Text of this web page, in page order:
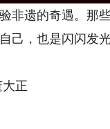
遗的奇遇。那些
己，也是闪闪发
正